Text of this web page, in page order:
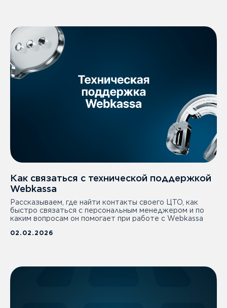
Как связаться с технической поддержкой
Webkassa
Рассказываем, где найти контакты своего ЦТО, как
быстро связаться с персональным менеджером и по
каким вопросам он помогает при работе с Webkassa
02.02.2026